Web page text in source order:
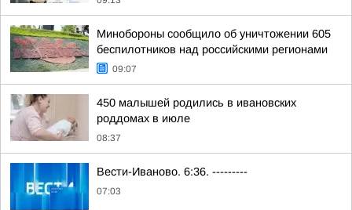
Минобороны сообщило об уничтожении 605
беспилотников над российскими регионами
09:07
450 малышей родились в ивановских
роддомах в июле
08:37
Вести-Иваново. 6:36. ---------
07:03